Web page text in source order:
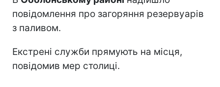
повідомлення про загоряння резервуарів
з паливом.
Екстрені служби прямують на місця,
повідомив мер столиці.